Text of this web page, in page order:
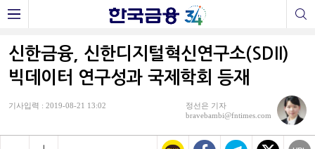
신한금융, 신한디지털혁신연구소(SDII)
빅데이터 연구성과 국제학회 등재
기사입력 : 2019-08-21 13:02
정선은 기자
bravebambi@fntimes.com